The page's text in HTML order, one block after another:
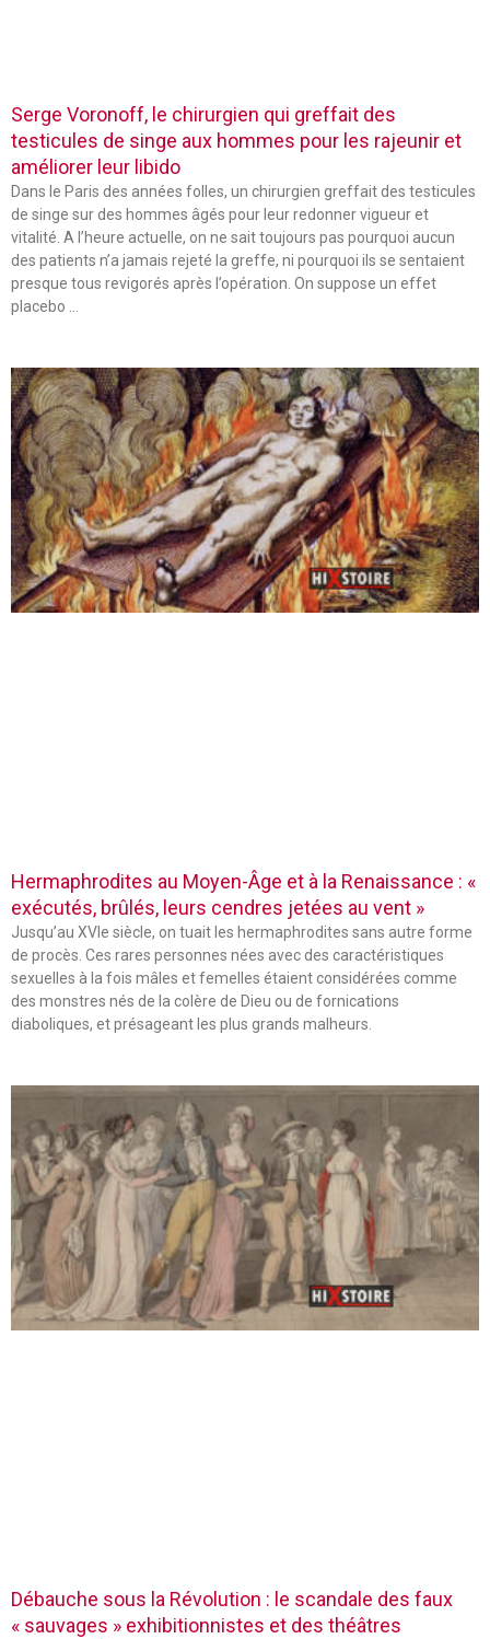
Serge Voronoff, le chirurgien qui greffait des
testicules de singe aux hommes pour les rajeunir et
améliorer leur libido
Dans le Paris des années folles, un chirurgien greffait des testicules
de singe sur des hommes âgés pour leur redonner vigueur et
vitalité. A l’heure actuelle, on ne sait toujours pas pourquoi aucun
des patients n’a jamais rejeté la greffe, ni pourquoi ils se sentaient
presque tous revigorés après l’opération. On suppose un effet
placebo …
Hermaphrodites au Moyen-Âge et à la Renaissance : «
exécutés, brûlés, leurs cendres jetées au vent »
Jusqu’au XVIe siècle, on tuait les hermaphrodites sans autre forme
de procès. Ces rares personnes nées avec des caractéristiques
sexuelles à la fois mâles et femelles étaient considérées comme
des monstres nés de la colère de Dieu ou de fornications
diaboliques, et présageant les plus grands malheurs.
Débauche sous la Révolution : le scandale des faux
« sauvages » exhibitionnistes et des théâtres